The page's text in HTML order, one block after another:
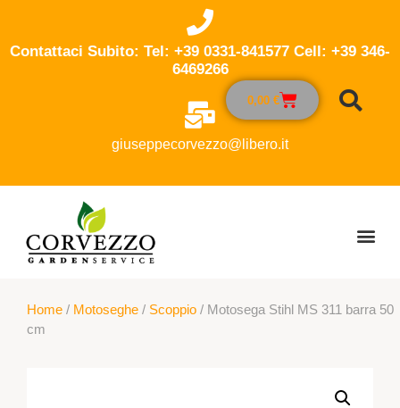
Contattaci Subito: Tel: +39 0331-841577 Cell: +39 346-
6469266
giuseppecorvezzo@libero.it
0,00 €
Home / Motoseghe / Scoppio / Motosega Stihl MS 311 barra 50
cm